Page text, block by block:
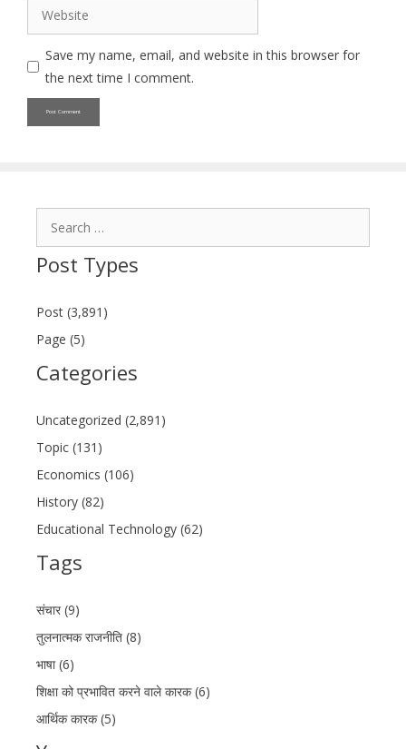
Website
Save my name, email, and website in this browser for
the next time I comment.
Post Types
Post (3,891)
Page (5)
Categories
Uncategorized (2,891)
Topic (131)
Economics (106)
History (82)
Educational Technology (62)
Tags
संचार (9)
तुलनात्मक राजनीति (8)
भाषा (6)
शिक्षा को प्रभावित करने वाले कारक (6)
आर्थिक कारक (5)